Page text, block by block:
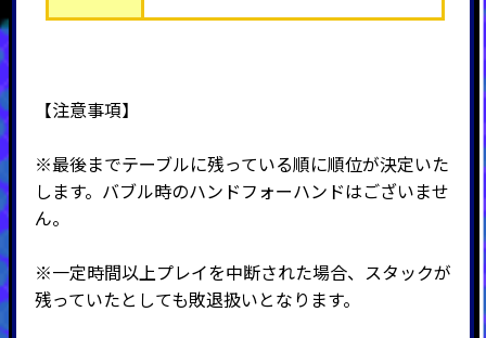
【注意事項】
※最後までテーブルに残っている順に順位が決定いた
します。バブル時のハンドフォーハンドはございませ
ん。
※一定時間以上プレイを中断された場合、スタックが
残っていたとしても敗退扱いとなります。